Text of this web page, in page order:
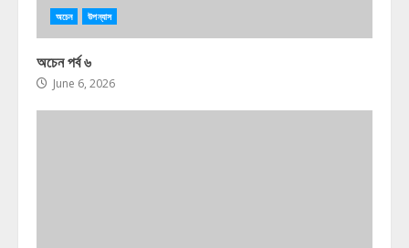
অচেন উপন্যাস
অচেন পর্ব ৬
June 6, 2026